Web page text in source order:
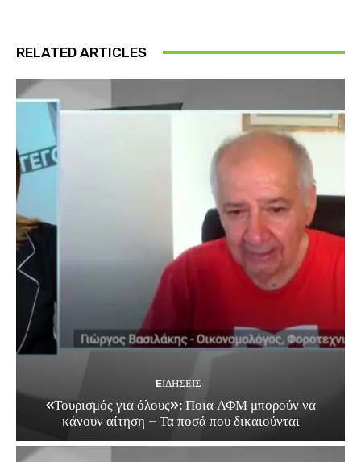
RELATED ARTICLES
EΙΔΗΣΕΙΣ
«Τουρισμός για όλους»: Ποια ΑΦΜ μπορούν να
κάνουν αίτηση – Τα ποσά που δικαιούνται